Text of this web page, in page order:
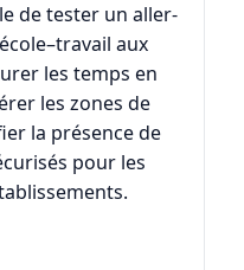
de tester un aller-
aux
les temps en
les zones de
la présence de
pour les